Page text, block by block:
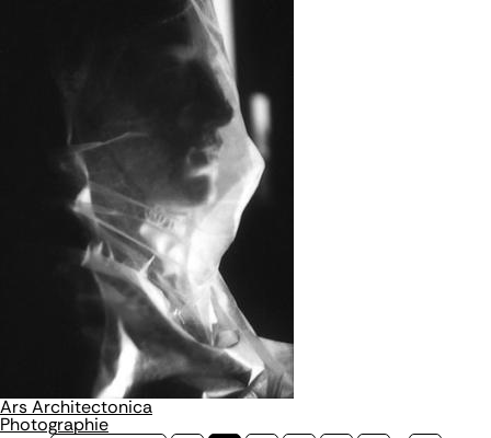
Ars Architectonica
Photographie